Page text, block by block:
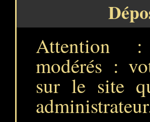
Attention :
modérés :
sur le site